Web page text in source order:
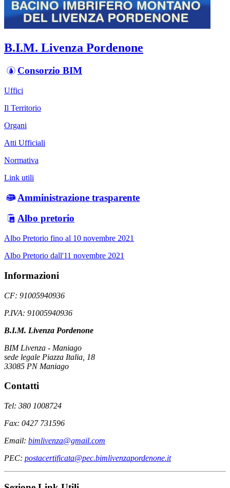
B.I.M. Livenza Pordenone
Consorzio BIM
Uffici
Il Territorio
Organi
Atti Ufficiali
Normativa
Link utili
Amministrazione trasparente
Albo pretorio
Albo Pretorio fino al 10 novembre 2021
Albo Pretorio dall'11 novembre 2021
Informazioni
CF: 91005940936
P.IVA: 91005940936
B.I.M. Livenza Pordenone
BIM Livenza - Maniago
sede legale Piazza Italia, 18
33085 PN Maniago
Contatti
Tel: 380 1008724
Fax: 0427 731596
Email: bimlivenza@gmail.com
PEC: postacertificata@pec.bimlivenzapordenone.it